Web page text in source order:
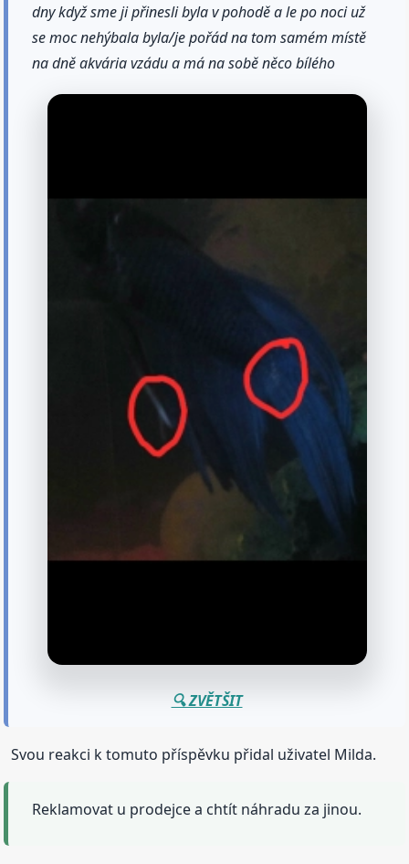
dny když sme ji přinesli byla v pohodě a le po noci už
se moc nehýbala byla/je pořád na tom samém místě
na dně akvária vzádu a má na sobě něco bílého
🔍 ZVĚTŠIT
Svou reakci k tomuto příspěvku přidal uživatel Milda.
Reklamovat u prodejce a chtít náhradu za jinou.